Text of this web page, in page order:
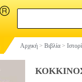
Αρχική > Βιβλία >